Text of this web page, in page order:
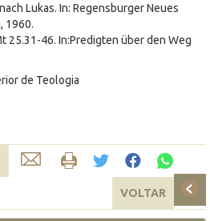
Lukas. In: Regensburger Neues
1960.
25.31-46. In:Predigten über den Weg
de Teologia
VOLTAR